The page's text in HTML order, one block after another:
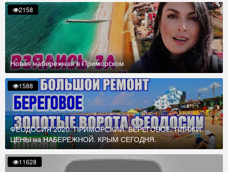
Новая набережная в Приморском
2158
ФЕОДОСИЯ 2020. ПРИМОРСКИЙ. БЕРЕГОВОЕ. ПЛЯЖИ.
ЦЕНЫ на НАБЕРЕЖНОЙ. КРЫМ СЕГОДНЯ.
1588
11628